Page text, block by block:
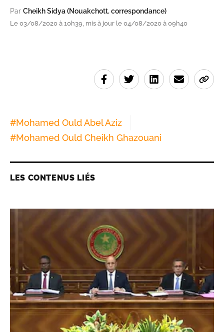
Par Cheikh Sidya (Nouakchott, correspondance)
Le 03/08/2020 à 10h39, mis à jour le 04/08/2020 à 09h40
#Mohamed Ould Abel Aziz
#Mohamed Ould Cheikh Ghazouani
LES CONTENUS LIÉS